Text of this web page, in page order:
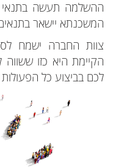
ההשלמה תעשה בתנאי
המשכנתא יישאר
צוות החברה ישמח
הקיימת היא כזו ששווה
לכם בביצוע כל